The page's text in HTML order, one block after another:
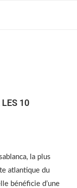
10
la plus
atlantique du
bénéficie d’une